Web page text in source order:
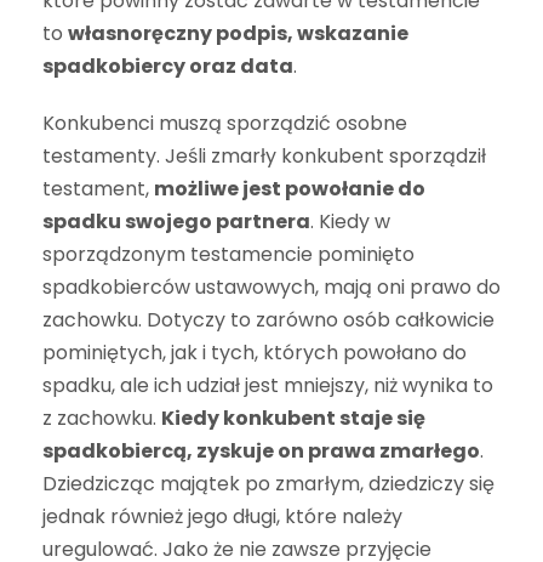
to własnoręczny podpis, wskazanie
spadkobiercy oraz data.
Konkubenci muszą sporządzić osobne
testamenty. Jeśli zmarły konkubent sporządził
testament, możliwe jest powołanie do
spadku swojego partnera. Kiedy w
sporządzonym testamencie pominięto
spadkobierców ustawowych, mają oni prawo do
zachowku. Dotyczy to zarówno osób całkowicie
pominiętych, jak i tych, których powołano do
spadku, ale ich udział jest mniejszy, niż wynika to
z zachowku. Kiedy konkubent staje się
spadkobiercą, zyskuje on prawa zmarłego.
Dziedzicząc majątek po zmarłym, dziedziczy się
jednak również jego długi, które należy
uregulować. Jako że nie zawsze przyjęcie